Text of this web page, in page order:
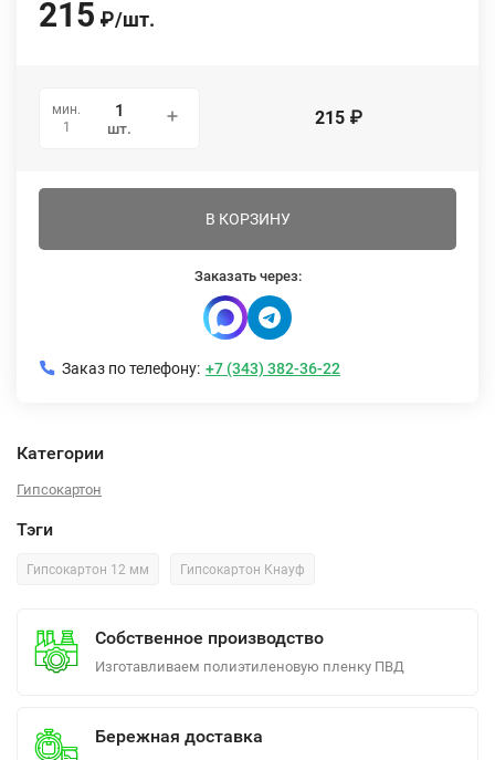
215 ₽/шт.
мин.
1
шт. 215 ₽
В КОРЗИНУ
Заказать через:
Заказ по телефону: +7 (343) 382-36-22
Категории
Гипсокартон
Тэги
Гипсокартон 12 мм Гипсокартон Кнауф
Собственное производство
Изготавливаем полиэтиленовую пленку ПВД
Бережная доставка